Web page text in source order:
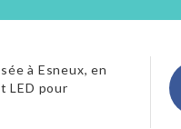
à Esneux, en
LED pour